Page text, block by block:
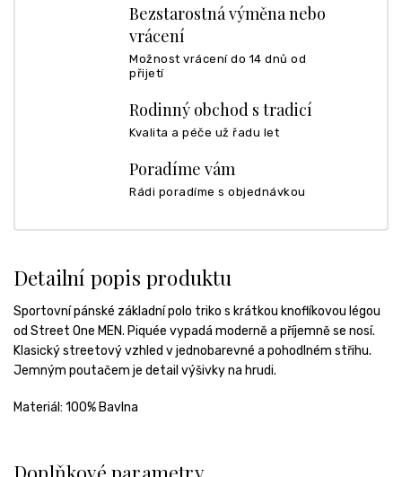
Bezstarostná výměna nebo
vrácení
Možnost vrácení do 14 dnů od
přijetí
Rodinný obchod s tradicí
Kvalita a péče už řadu let
Poradíme vám
Rádi poradíme s objednávkou
Detailní popis produktu
Sportovní pánské základní polo triko s krátkou knoflíkovou légou
od Street One MEN. Piquée vypadá moderně a příjemně se nosí.
Klasický streetový vzhled v jednobarevné a pohodlném střihu.
Jemným poutačem je detail výšivky na hrudi.
Materiál: 100% Bavlna
Doplňkové parametry